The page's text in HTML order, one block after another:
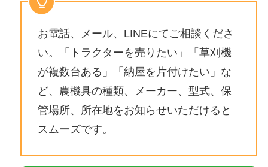
お電話、メール、LINEにてご相談くださ
い。「トラクターを売りたい」「草刈機
が複数台ある」「納屋を片付けたい」な
ど、農機具の種類、メーカー、型式、保
管場所、所在地をお知らせいただけると
スムーズです。